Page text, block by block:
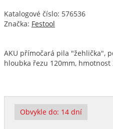
Katalogové číslo: 576536
Značka: Festool
AKU přímočará pila "žehlička",
hloubka řezu 120mm,
Obvykle do: 14 dní